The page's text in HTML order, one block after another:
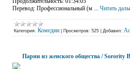
Перевод: Профессиональный (м ... Читать
Категория: Комедии Просмотров: 525 Добавил:
Парни из женского общества / Sorority